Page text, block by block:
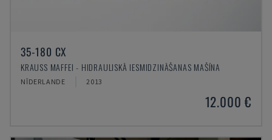
35-180 CX
KRAUSS MAFFEI - HIDRAULISKĀ IESMIDZINĀŠANAS MAŠĪNA
NĪDERLANDE 2013
12.000 €